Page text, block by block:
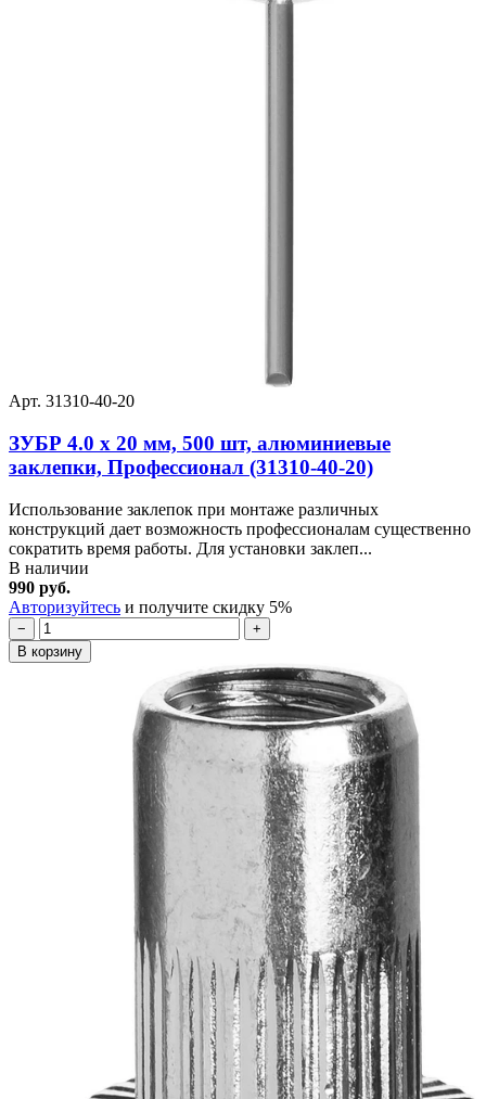
Арт. 31310-40-20
ЗУБР 4.0 x 20 мм, 500 шт, алюминиевые
заклепки, Профессионал (31310-40-20)
Использование заклепок при монтаже различных
конструкций дает возможность профессионалам существенно
сократить время работы. Для установки заклеп...
В наличии
990 руб.
Авторизуйтесь и получите скидку 5%
−
+
В корзину